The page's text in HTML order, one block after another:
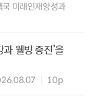
미래인재양성과
웰빙 증진’을
10p